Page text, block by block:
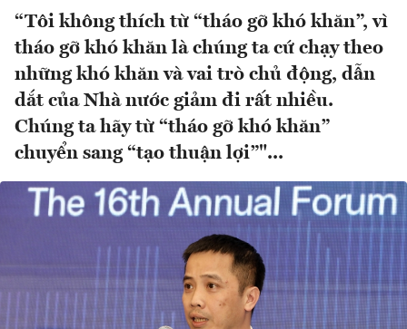
“Tôi không thích từ “tháo gỡ khó khăn”, vì
tháo gỡ khó khăn là chúng ta cứ chạy theo
những khó khăn và vai trò chủ động, dẫn
dắt của Nhà nước giảm đi rất nhiều.
Chúng ta hãy từ “tháo gỡ khó khăn”
chuyển sang “tạo thuận lợi”"...